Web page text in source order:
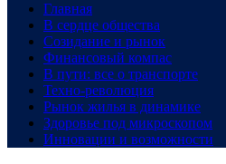
Главная
В сердце общества
Созидание и рынок
Финансовый компас
В пути: все о транспорте
Техно-революция
Рынок жилья в динамике
Здоровье под микроскопом
Инновации и возможности